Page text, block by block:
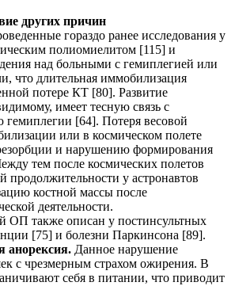
других причин
гораздо ранее исследования у
полиомиелитом [115] и
над больными с гемиплегией или
что длительная иммобилизация
потере КТ [80]. Развитие
имеет тесную связь с
гемиплегии [64]. Потеря весовой
или в космическом полете
и нарушению формирования
тем после космических полетов
продолжительности у астронавтов
костной массы после
деятельности.
также описан у постинсультных
[75] и болезни Паркинсона [89].
анорексия. Данное нарушение
с чрезмерным страхом ожирения. В
себя в питании, что приводит